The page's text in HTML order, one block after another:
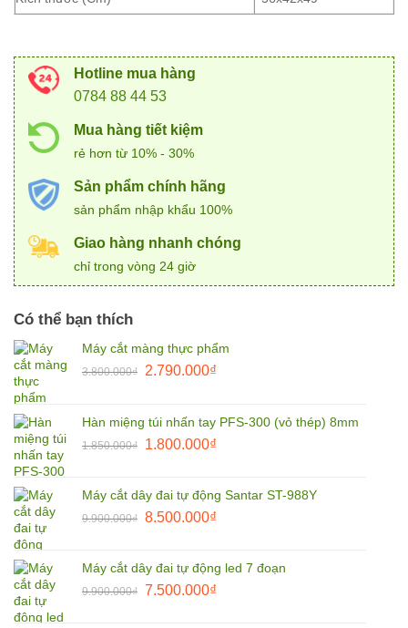
Hotline mua hàng
0784 88 44 53
Mua hàng tiết kiệm
rẻ hơn từ 10% - 30%
Sản phẩm chính hãng
sản phẩm nhập khẩu 100%
Giao hàng nhanh chóng
chỉ trong vòng 24 giờ
Có thể bạn thích
Máy cắt màng thực phẩm
3.800.000₫
Giá
3.800.000₫.
2.790.000₫Giá
là:
2.790.000₫.
Hàn miệng túi nhấn tay PFS-300 (vỏ thép) 8mm
1.850.000₫
Giá
1.850.000₫.
1.800.000₫Giá
là:
1.800.000₫.
Máy cắt dây đai tự động Santar ST-988Y
9.900.000₫ Giá
9.900.000₫.
8.500.000₫Giá
là:
8.500.000₫.
Máy cắt dây đai tự động led 7 đoạn
9.900.000₫ Giá
7.500.000₫Giá